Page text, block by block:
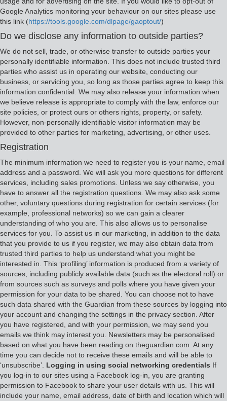
Google Analytics monitoring your behaviour on our sites please use
this link (https://tools.google.com/dlpage/gaoptout/)
Do we disclose any information to outside parties?
We do not sell, trade, or otherwise transfer to outside parties your
personally identifiable information. This does not include trusted third
parties who assist us in operating our website, conducting our
business, or servicing you, so long as those parties agree to keep this
information confidential. We may also release your information when
we believe release is appropriate to comply with the law, enforce our
site policies, or protect ours or others rights, property, or safety.
However, non-personally identifiable visitor information may be
provided to other parties for marketing, advertising, or other uses.
Registration
The minimum information we need to register you is your name, email
address and a password. We will ask you more questions for different
services, including sales promotions. Unless we say otherwise, you
have to answer all the registration questions. We may also ask some
other, voluntary questions during registration for certain services (for
example, professional networks) so we can gain a clearer
understanding of who you are. This also allows us to personalise
services for you. To assist us in our marketing, in addition to the data
that you provide to us if you register, we may also obtain data from
trusted third parties to help us understand what you might be
interested in. This ‘profiling’ information is produced from a variety of
sources, including publicly available data (such as the electoral roll) or
from sources such as surveys and polls where you have given your
permission for your data to be shared. You can choose not to have
such data shared with the Guardian from these sources by logging into
your account and changing the settings in the privacy section. After
you have registered, and with your permission, we may send you
emails we think may interest you. Newsletters may be personalised
based on what you have been reading on theguardian.com. At any
time you can decide not to receive these emails and will be able to
‘unsubscribe’. Logging in using social networking credentials If
you log-in to our sites using a Facebook log-in, you are granting
permission to Facebook to share your user details with us. This will
include your name, email address, date of birth and location which will